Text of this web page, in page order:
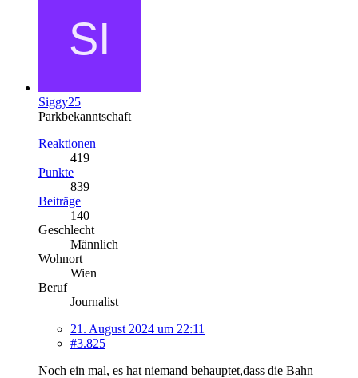
Siggy25
Parkbekanntschaft
Reaktionen
419
Punkte
839
Beiträge
140
Geschlecht
Männlich
Wohnort
Wien
Beruf
Journalist
21. August 2024 um 22:11
#3.825
Noch ein mal, es hat niemand behauptet,dass die Bahn